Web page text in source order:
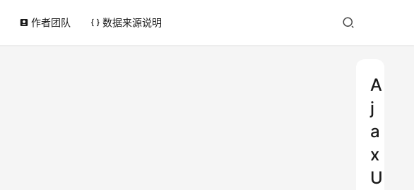
作者团队 数据来源说明
A
j
a
x
U